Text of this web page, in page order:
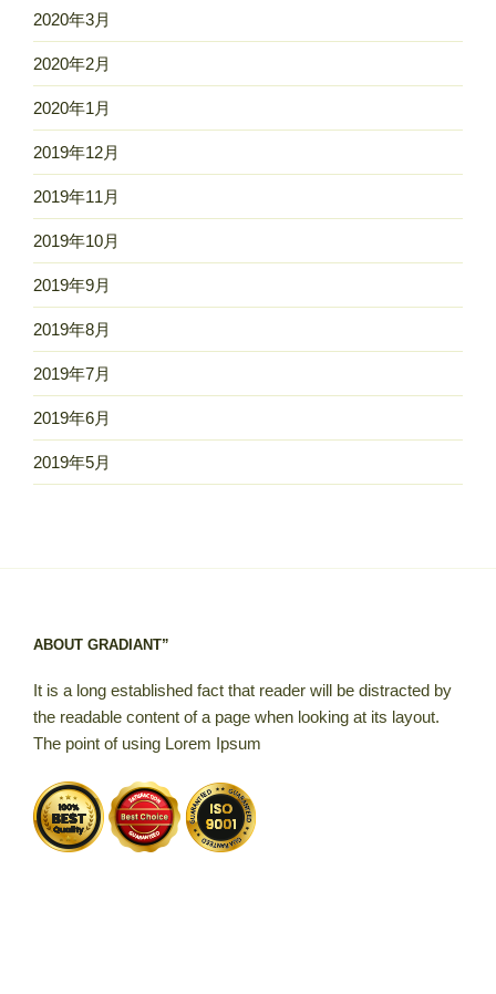
2020年3月
2020年2月
2020年1月
2019年12月
2019年11月
2019年10月
2019年9月
2019年8月
2019年7月
2019年6月
2019年5月
ABOUT GRADIANT”
It is a long established fact that reader will be distracted by
the readable content of a page when looking at its layout.
The point of using Lorem Ipsum